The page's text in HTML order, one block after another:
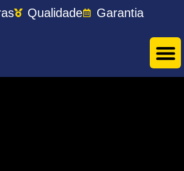
Qualidade Garantia